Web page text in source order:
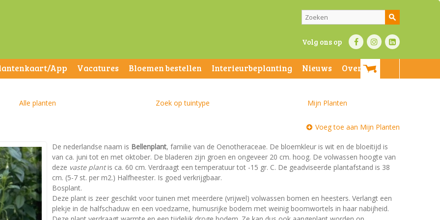
Volg ons op
App Vacatures Bloemen bestellen Interieurbeplanting Nieuws
Over ons
Alle planten Zoek op tuintype Mijn Planten
Voeg toe aan Mijn Planten
De nederlandse naam is Bellenplant, familie van de Oenotheraceae. De bloemkleur is wit en de bloeitijd is
van ca. juni tot en met oktober. De bladeren zijn groen en ongeveer 20 cm. hoog. De volwassen hoogte van
deze vaste plantis ca. 60 cm. Verdraagt een temperatuur tot -15 gr. C. De geadviseerde plantafstand is 38
cm. (5-7 st. per m2.) Halfheester. Is goed verkrijgbaar.
Bosplant.
Deze plant is zeer geschikt voor tuinen met meerdere (vrijwel) volwassen bomen en heesters. Verlangt een
plekje in de halfschaduw en een voedzame, humusrijke bodem met weinig boomwortels in haar nabijheid.